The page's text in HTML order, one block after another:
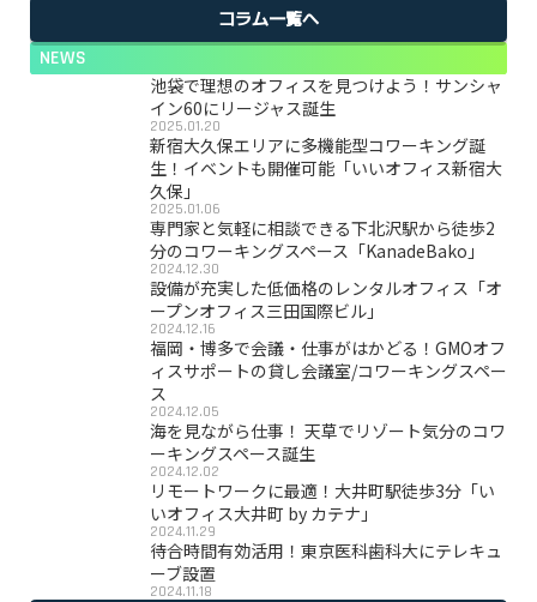
コラム一覧へ
NEWS
池袋で理想のオフィスを見つけよう！サンシャ
イン60にリージャス誕生
2025.01.20
新宿大久保エリアに多機能型コワーキング誕
生！イベントも開催可能「いいオフィス新宿大
久保」
2025.01.06
専門家と気軽に相談できる下北沢駅から徒歩2
分のコワーキングスペース「KanadeBako」
2024.12.30
設備が充実した低価格のレンタルオフィス「オ
ープンオフィス三田国際ビル」
2024.12.16
福岡・博多で会議・仕事がはかどる！GMOオフ
ィスサポートの貸し会議室/コワーキングスペー
ス
2024.12.05
海を見ながら仕事！ 天草でリゾート気分のコワ
ーキングスペース誕生
2024.12.02
リモートワークに最適！大井町駅徒歩3分「い
いオフィス大井町 by カテナ」
2024.11.29
待合時間有効活用！東京医科歯科大にテレキュ
ーブ設置
2024.11.18